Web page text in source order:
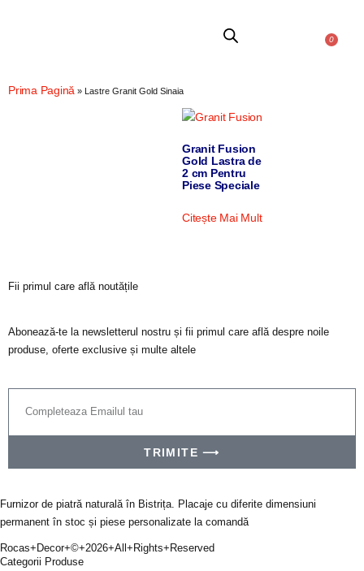
0
Prima Pagină » Lastre Granit Gold Sinaia
Granit Fusion
Gold Lastra de
2 cm Pentru
Piese Speciale
Citește Mai Mult
Fii primul care află noutățile
Abonează-te la newsletterul nostru și fii primul care află despre noile
produse, oferte exclusive și multe altele
TRIMITE ⟶
Furnizor de piatră naturală în Bistrița. Placaje cu diferite dimensiuni
permanent în stoc și piese personalizate la comandă
Rocas+Decor+©+2026+All+Rights+Reserved
Categorii Produse